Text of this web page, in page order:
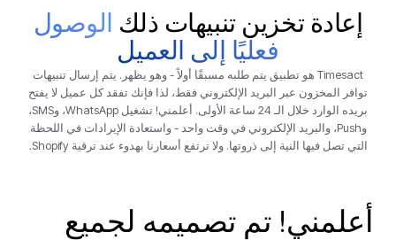
إعادة تخزين تنبيهات ذلك الوصول
فعليًا إلى العميل
Timesact هو تطبيق يتم طلبه مسبقًا أولاً - وهو يظهر. يتم إرسال تنبيهات
توافر المخزون عبر البريد الإلكتروني فقط، لذا فإنك تفقد كل عميل لا يفتح
بريده الوارد خلال الـ 24 ساعة الأولى. أعلمني! تشغيل WhatsApp، وSMS،
وPush، والبريد الإلكتروني في وقت واحد - واستعادة الإيرادات في اللحظة
التي تصل فيها النية إلى ذروتها. ولا ترتفع أسعارنا بهدوء عند ترقية Shopify.
أعلمني! تم تصميمه لجميع